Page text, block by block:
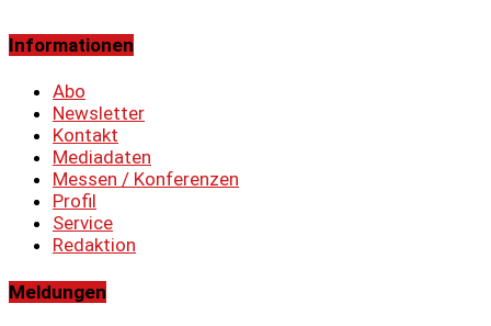
Informationen
Abo
Newsletter
Kontakt
Mediadaten
Messen / Konferenzen
Profil
Service
Redaktion
Meldungen